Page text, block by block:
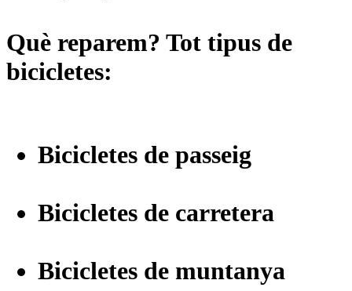
Què reparem? Tot tipus de
bicicletes:
Bicicletes de passeig
Bicicletes de carretera
Bicicletes de muntanya